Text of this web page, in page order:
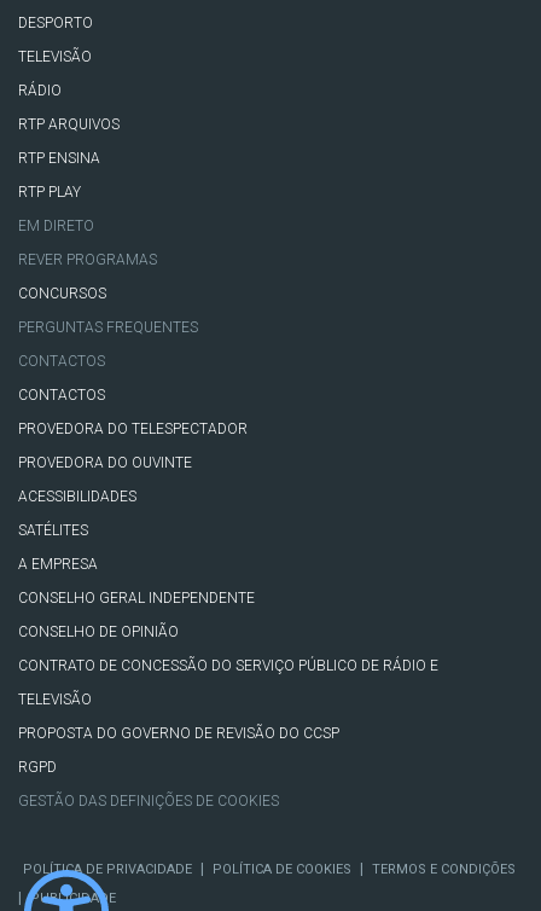
DESPORTO
TELEVISÃO
RÁDIO
RTP ARQUIVOS
RTP ENSINA
RTP PLAY
EM DIRETO
REVER PROGRAMAS
CONCURSOS
PERGUNTAS FREQUENTES
CONTACTOS
CONTACTOS
PROVEDORA DO TELESPECTADOR
PROVEDORA DO OUVINTE
ACESSIBILIDADES
SATÉLITES
A EMPRESA
CONSELHO GERAL INDEPENDENTE
CONSELHO DE OPINIÃO
CONTRATO DE CONCESSÃO DO SERVIÇO PÚBLICO DE RÁDIO E
TELEVISÃO
PROPOSTA DO GOVERNO DE REVISÃO DO CCSP
RGPD
GESTÃO DAS DEFINIÇÕES DE COOKIES
POLÍTICA DE PRIVACIDADE POLÍTICA DE COOKIES TERMOS E CONDIÇÕES
PUBLICIDADE